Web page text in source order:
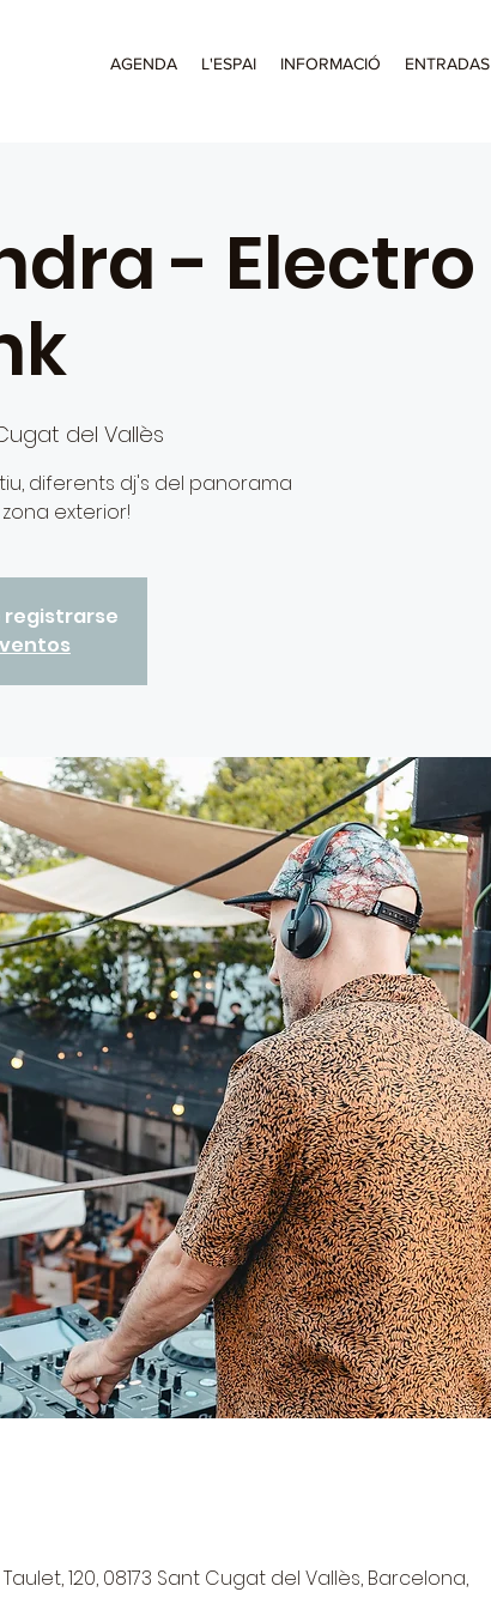
AGENDA L'ESPAI INFORMACIÓ ENTRADAS
- Electro
del Vallès
diferents dj's del panorama
exterior!
registrarse
120, 08173 Sant Cugat del Vallès, Barcelona,